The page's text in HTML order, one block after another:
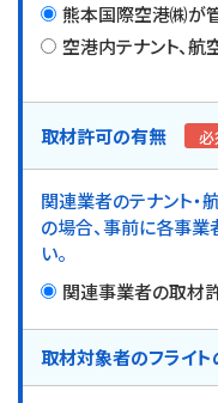
熊本国際空港㈱が
空港内テナント、航
取材許可の有無
関連業者のテナント・
の場合、事前に各事業
い。
関連事業者の取材
取材対象者のフライ